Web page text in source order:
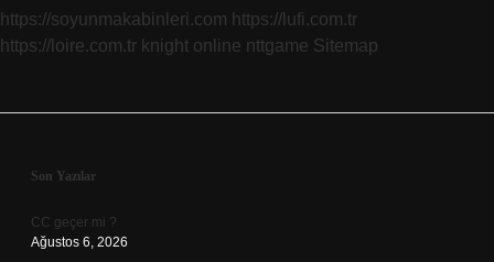
https://soyunmakabinleri.com https://lufi.com.tr
https://loire.com.tr knight online nttgame Sitemap
Sidebar
Son Yazılar
CC geçer mi ?
Ağustos 6, 2026